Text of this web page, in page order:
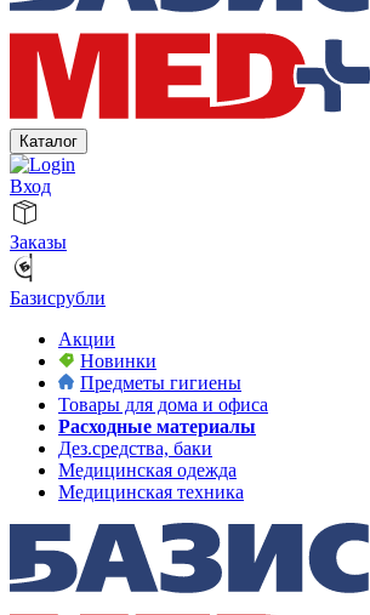
Каталог
Вход
Заказы
Базисрубли
Акции
Новинки
Предметы гигиены
Товары для дома и офиса
Расходные материалы
Дез.средства, баки
Медицинская одежда
Медицинская техника